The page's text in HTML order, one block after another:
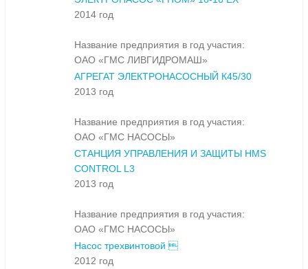
2014 год
Название предприятия в год участия:
ОАО «ГМС ЛИВГИДРОМАШ»
АГРЕГАТ ЭЛЕКТРОНАСОСНЫЙ К45/30
2013 год
Название предприятия в год участия:
ОАО «ГМС НАСОСЫ»
СТАНЦИЯ УПРАВЛЕНИЯ И ЗАЩИТЫ HMS
CONTROL L3
2013 год
Название предприятия в год участия:
ОАО «ГМС НАСОСЫ»
Насос трехвинтовой 
2012 год